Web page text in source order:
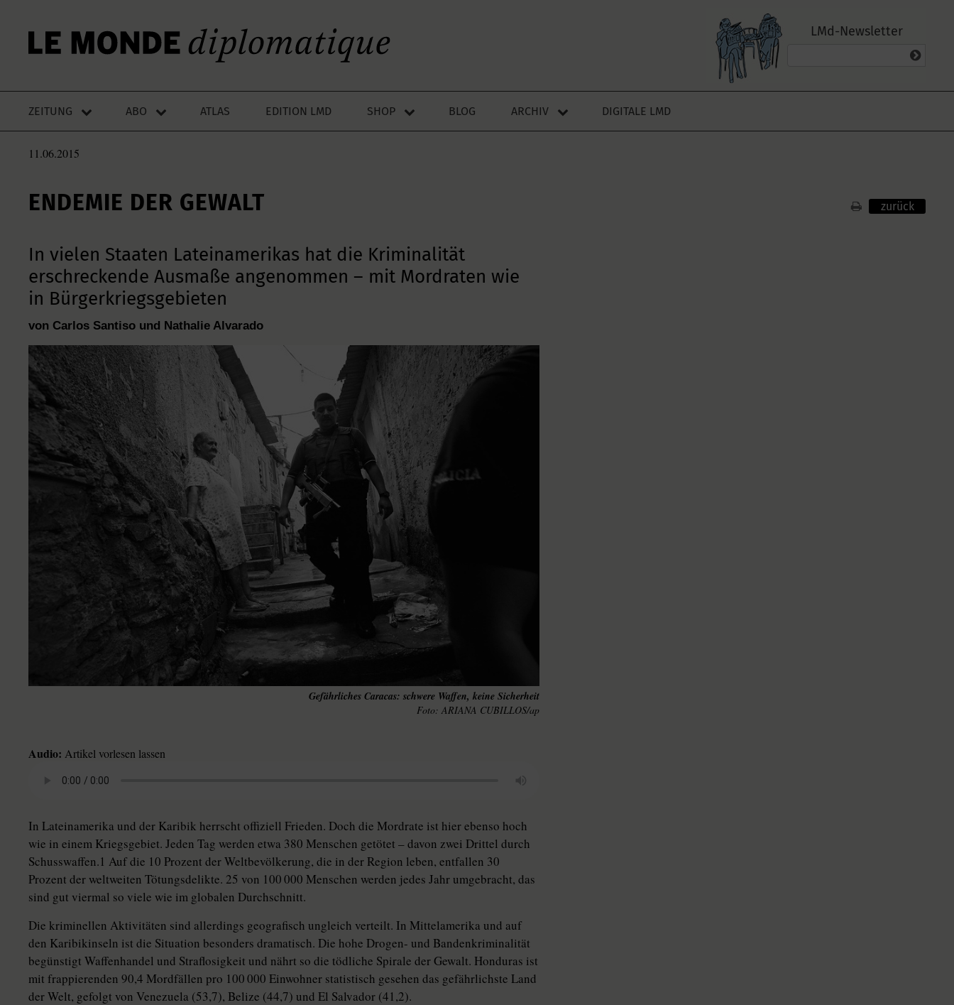
LMd-Newsletter
ZEITUNG ABO ATLAS EDITION LMD SHOP BLOG ARCHIV DIGITALE LMD
11.06.2015
ENDEMIE DER GEWALT zurück
In vielen Staaten Lateinamerikas hat die Kriminalität
erschreckende Ausmaße angenommen – mit Mordraten wie
in Bürgerkriegsgebieten
von Carlos Santiso und Nathalie Alvarado
Gefährliches Caracas: schwere Waffen, keine Sicherheit
ARIANA CUBILLOS/ap
Audio: Artikel vorlesen lassen
In Lateinamerika und der Karibik herrscht offiziell Frieden. Doch die Mordrate ist hier ebenso hoch
wie in einem Kriegsgebiet. Jeden Tag werden etwa 380 Menschen getötet – davon zwei Drittel durch
Schusswaffen.1 Auf die 10 Prozent der Weltbevölkerung, die in der Region leben, entfallen 30
Prozent der weltweiten Tötungsdelikte. 25 von 100 000 Menschen werden jedes Jahr umgebracht, das
sind gut viermal so viele wie im globalen Durchschnitt.
Die kriminellen Aktivitäten sind allerdings geografisch ungleich verteilt. In Mittelamerika und auf
den Karibikinseln ist die Situation besonders dramatisch. Die hohe Drogen- und Bandenkriminalität
begünstigt Waffenhandel und Straflosigkeit und nährt so die tödliche Spirale der Gewalt. Honduras ist
mit frappierenden 90,4 Mordfällen pro 100 000 Einwohner statistisch gesehen das gefährlichste Land
der Welt, gefolgt von Venezuela (53,7), Belize (44,7) und El Salvador (41,2).